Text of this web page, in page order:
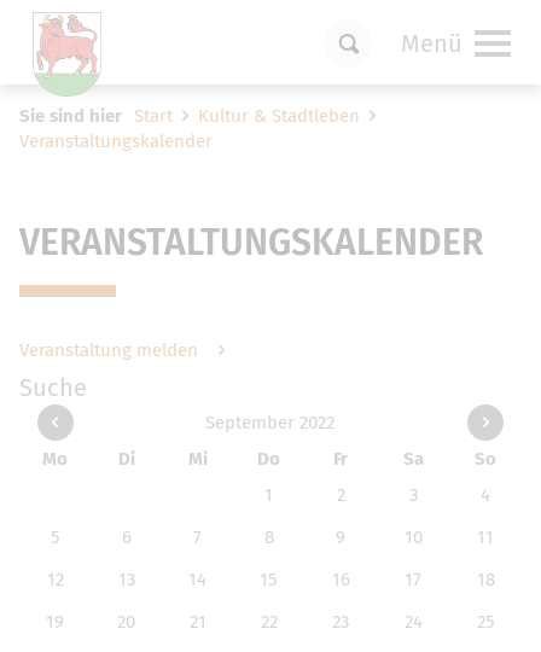
Menü
Sie sind hier Start
Kultur & Stadtleben
Veranstaltungskalender
VERANSTALTUNGSKALENDER
Veranstaltung melden
Suche
September 2022
Mo
Di Mi Do Fr Sa
So
1
2 3
4
5
6 7 8 9 10
11
12
13 14 15 16 17
18
19
20 21 22 23 24
25
vornehmen zu können wird die Berechtigung
fürfunktionale Cookies